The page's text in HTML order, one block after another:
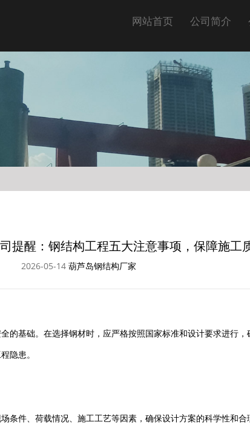
网站首页 公司简介
提醒：钢结构工程五大注意事项，保障施工
2026-05-14 葫芦岛钢结构厂家
的基础。在选择钢材时，应严格按照国家标准和设计要求进行
隐患。
条件、荷载情况、施工工艺等因素，确保设计方案的科学性和